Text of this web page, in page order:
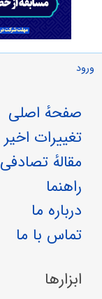
ورود
صفحهٔ اصلی
تغییرات اخیر
مقالهٔ تصادفی
راهنما
درباره ما
تماس با ما
ابزارها